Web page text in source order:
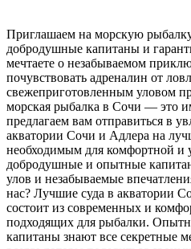
Приглашаем на морскую
добродушные капитаны и
мечтаете о незабываемом
почувствовать адреналин от
свежеприготовленным уловом
морская рыбалка в Сочи — это
предлагаем вам отправиться в
акватории Сочи и Адлера на
необходимым для комфортной
добродушные и опытные
улов и незабываемые
нас? Лучшие суда в акватории
состоит из современных и
подходящих для рыбалки.
капитаны знают все секретные